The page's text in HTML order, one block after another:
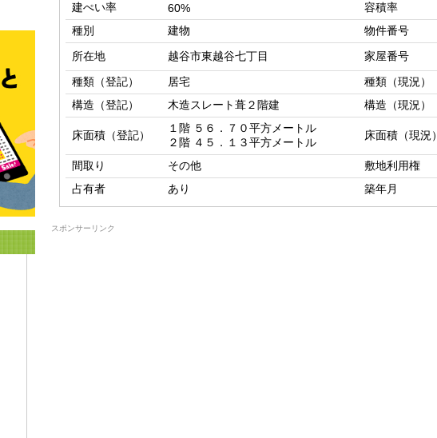
建ぺい率
60% 容積率
種別
建物 物件番号
所在地
越谷市東越谷七丁目
家屋番号
種類（登記）
居宅
種類（現況）
構造（登記）
木造スレート葺２階建 構造（現況）
床面積（登記）
１階 ５６．７０平方メートル
２階 ４５．１３平方メートル
床面積（現況）
間取り その他 敷地利用権
占有者
あり 築年月
スポンサーリンク